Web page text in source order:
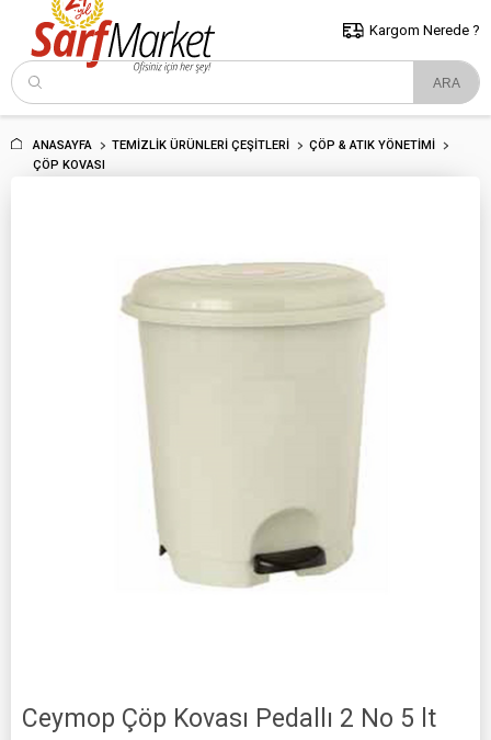
5000 TL ve Üzeri Alışverişlerde İstanbul İçi Kargo Bedava!
ve Trakya İçin Tıklayın..
Kargom Nerede ?
ANASAYFA TEMIZLIK ÜRÜNLERI ÇEŞITLERI
ÇÖP & ATIK YÖNETIMI
ÇÖP KOVASI
Ceymop Çöp Kovası Pedallı 2 No 5 lt